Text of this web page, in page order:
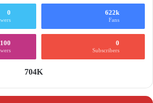
622k
Fans
0
0
Subscribers
704K